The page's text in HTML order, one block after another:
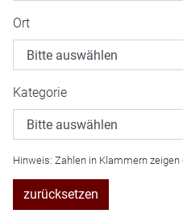
Ort
Kategorie
Hinweis: Zahlen in Klammern zeigen
zurücksetzen